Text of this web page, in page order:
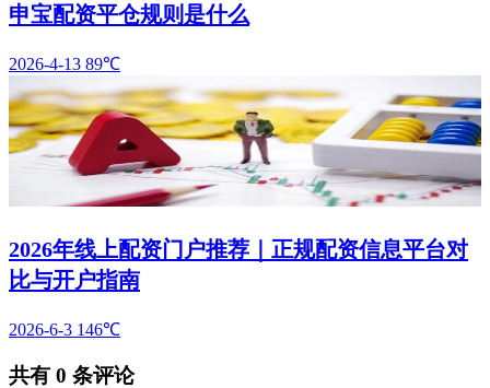
申宝配资平仓规则是什么
2026-4-13 89℃
2026年线上配资门户推荐｜正规配资信息平台对
比与开户指南
2026-6-3 146℃
共有 0 条评论